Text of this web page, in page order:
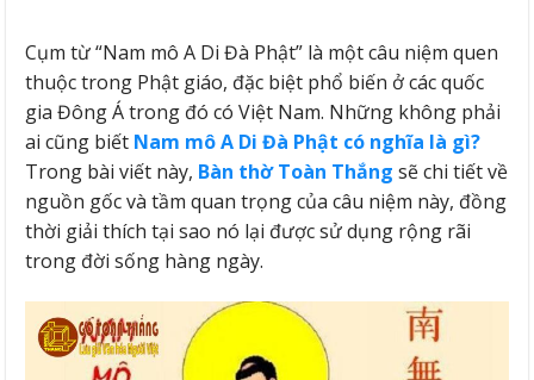
Cụm từ “Nam mô A Di Đà Phật” là một câu niệm quen
thuộc trong Phật giáo, đặc biệt phổ biến ở các quốc
gia Đông Á trong đó có Việt Nam. Những không phải
ai cũng biết Nam mô A Di Đà Phật có nghĩa là gì?
Trong bài viết này, Bàn thờ Toàn Thắng sẽ chi tiết về
nguồn gốc và tầm quan trọng của câu niệm này, đồng
thời giải thích tại sao nó lại được sử dụng rộng rãi
trong đời sống hàng ngày.